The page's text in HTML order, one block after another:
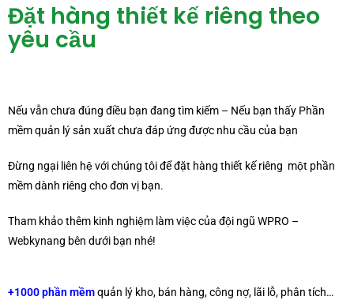
Đặt hàng thiết kế riêng theo
yêu cầu​
Nếu vẫn chưa đúng điều bạn đang tìm kiếm – Nếu bạn thấy Phần
mềm quản lý sản xuất chưa đáp ứng được nhu cầu của bạn
Đừng ngại liên hệ với chúng tôi để đặt hàng thiết kế riêng một phần
mềm dành riêng cho đơn vị bạn.
Tham khảo thêm kinh nghiệm làm việc của đội ngũ WPRO –
Webkynang bên dưới bạn nhé!
+1000 phần mềmquản lý kho, bán hàng, công nợ, lãi lỗ, phân tích…